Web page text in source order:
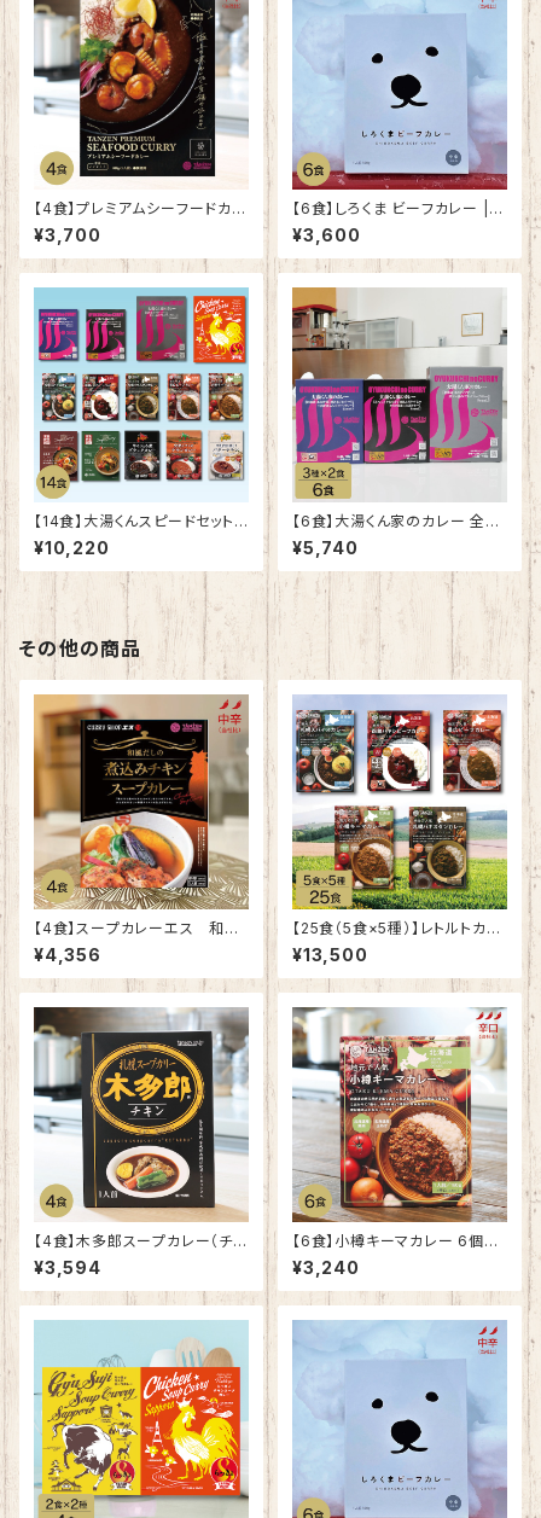
【4食】プレミアムシーフードカレ
ー｜ 国内産 ホタテ ほたて いか
イカ えび エビ お取り寄せ ご当
地カレー スープカレー
¥3,700
【6食】しろくま ビーフカレー |
北海道産 野菜 十勝産 牛肉 お
取り寄せ ご当地カレー ルーカ
レー
¥3,600
【14食】大湯くんスピードセット
おすすめセットアップ（14種×1
食）｜特製ステッカー付 レーシ
ングドライバー 都史樹 選手 実
¥10,220
【6食】大湯くん家のカレー 全種
セット（3種×2個）｜特製ステッ
カー付 レーシングドライバー 都
史樹 選手 実家
¥5,740
その他の商品
【4食】スープカレーエス 和風
だしの煮込みチキンスープカレ
ー4個セット | 北海道 お取り寄
せ ご当地カレー
¥4,356
【25食（5食×5種）】レトルトカレ
ー「地元で人気シリーズ」食べ比
べ全種セット | 北海道産 野菜
無添加 お取り寄せ ご当地カレ
¥13,500
【4食】木多郎スープカレー（チキ
ン） 4個セット | 鶏肉 お取り寄
せ 化学調味料不使用 ご当地カ
レー
¥3,594
【6食】小樽キーマカレー 6個セ
ット | 北海道産 野菜 鶏肉 お取
り寄せ ご当地カレー ルーカレ
ー
¥3,240